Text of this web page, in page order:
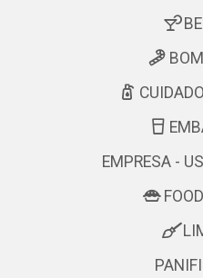
EMPRESA -